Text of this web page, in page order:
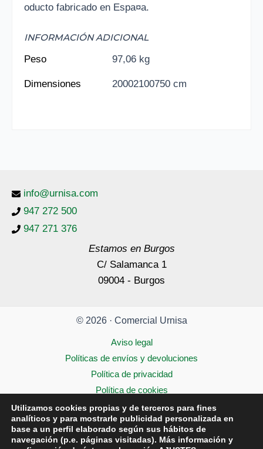
oducto fabricado en Espa¤a.
INFORMACIÓN ADICIONAL
Peso
97,06 kg
Dimensiones 20002100750 cm
info@urnisa.com
947 272 500
947 271 376
Estamos en Burgos
C/ Salamanca 1
09004 - Burgos
© 2026 · Comercial Urnisa
Aviso legal
Políticas de envíos y devoluciones
Política de privacidad
Política de cookies
Accesibilidad
Utilizamos cookies propias y de terceros para fines
analíticos y para mostrarle publicidad personalizada en
base a un perfil elaborado según sus hábitos de
navegación (p.e. páginas visitadas). Más información y